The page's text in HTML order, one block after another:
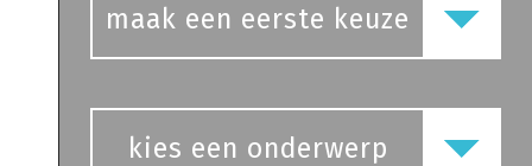
maak een eerste keuze
kies een onderwerp